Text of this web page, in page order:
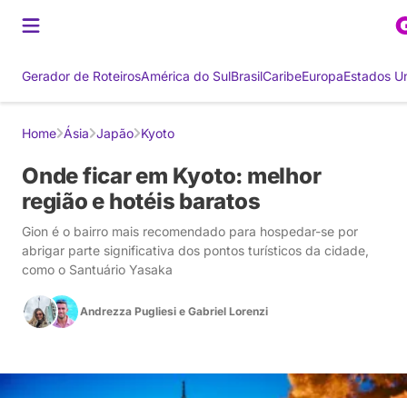
Gerador de RoteirosAmérica do SulBrasilCaribeEuropaEstados
Home Ásia Japão Kyoto
Onde ficar em Kyoto: melhor
região e hotéis baratos
Gion é o bairro mais recomendado para hospedar-se por
abrigar parte significativa dos pontos turísticos da cidade,
como o Santuário Yasaka
Andrezza Pugliesi e Gabriel Lorenzi